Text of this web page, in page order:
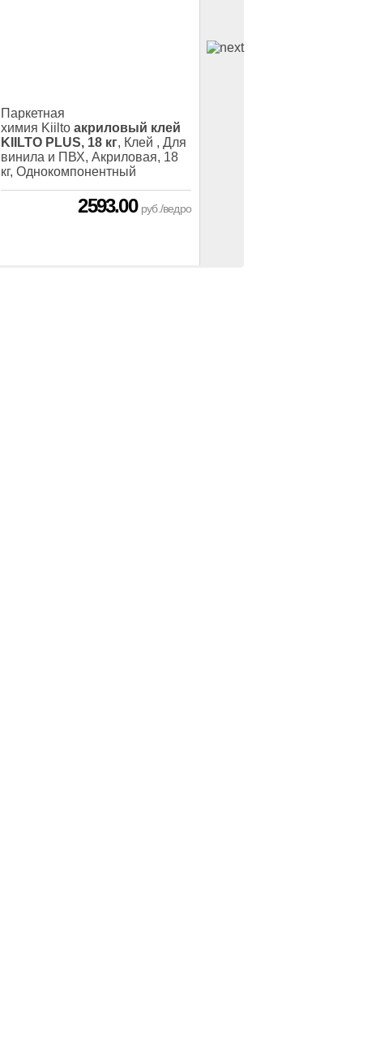
Паркетная
химия Kiilto акриловый клей
KIILTO PLUS, 18 кг, Клей , Для
винила и ПВХ, Акриловая, 18
кг, Однокомпонентный
2593.00 руб./ведро